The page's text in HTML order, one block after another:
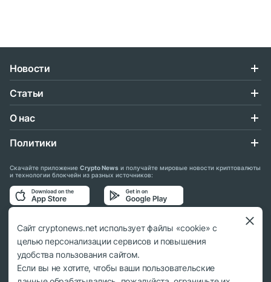
Новости
Статьи
О нас
Политики
Скачайте приложение Crypto News и получайте мировые новости криптовалюты
и технологии блокчейн из разных источников:
Подписывайтесь на нас в социальных сетях:
Сайт cryptonews.net использует файлы «cookie» с
целью персонализации сервисов и повышения
удобства пользования сайтом.
Если вы не хотите, чтобы ваши пользовательские